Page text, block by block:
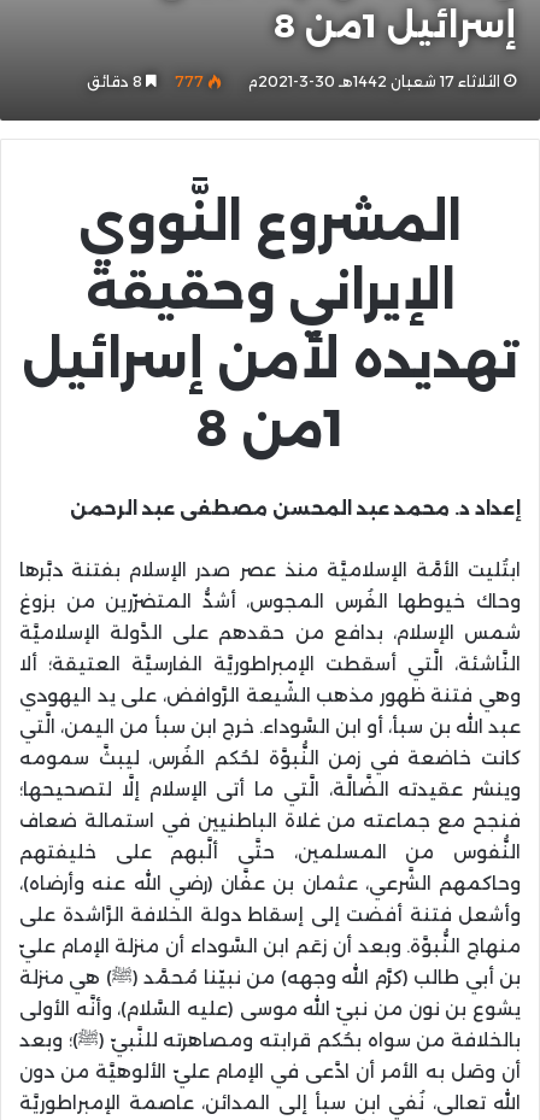
إسرائيل 1من 8
الثلاثاء 17 شعبان 1442هـ 30-3-2021م 777
المشروع النَّووي
الإيراني وحقيقة
تهديده لأمن إسرائيل
1من 8
إعداد د. محمد عبد المحسن مصطفى عبد الرحمن
ابتُليت الأمَّة الإسلاميَّة منذ عصر صدر الإسلام بفتنة دبَّرها
وحاك خيوطها الفُرس المجوس، أشدُّ المتضرّرين من بزوغ
شمس الإسلام، بدافع من حقدهم على الدَّولة الإسلاميَّة
النَّاشئة، الَّتي أسقطت الإمبراطوريَّة الفارسيَّة العتيقة؛ ألا
وهي فتنة ظهور مذهب الشّيعة الرَّوافض، على يد اليهودي
عبد الله بن سبأ، أو ابن السَّوداء. خرج ابن سبأ من اليمن، الَّتي
كانت خاضعة في زمن النُّبوَّة لحُكم الفُرس، ليبثَّ سمومه
وينشر عقيدته الضَّالَّة، الَّتي ما أتى الإسلام إلَّا لتصحيحها؛
فنجح مع جماعته من غلاة الباطنيين في استمالة ضعاف
النُّفوس من المسلمين، حتَّى ألَّبهم على خليفتهم
وحاكمهم الشَّرعي، عثمان بن عفَّان (رضي الله عنه وأرضاه)،
وأشعل فتنة أفضت إلى إسقاط دولة الخلافة الرَّاشدة على
منهاج النُّبوَّة. وبعد أن زعَم ابن السَّوداء أن منزلة الإمام عليّ
بن أبي طالب (كرَّم الله وجهه) من نبيّنا مُحمَّد (ﷺ) هي منزلة
يشوع بن نون من نبيّ الله موسى (عليه السَّلام)، وأنَّه الأولى
بالخلافة من سواه بحُكم قرابته ومصاهرته للنَّبيّ (ﷺ)؛ وبعد
أن وصَل به الأمر أن ادَّعى في الإمام عليّ الألوهيَّة من دون
الله تعالى، نُفي ابن سبأ إلى المدائن، عاصمة الإمبراطوريَّة